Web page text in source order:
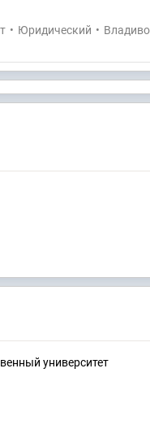
• Юридический •
университет